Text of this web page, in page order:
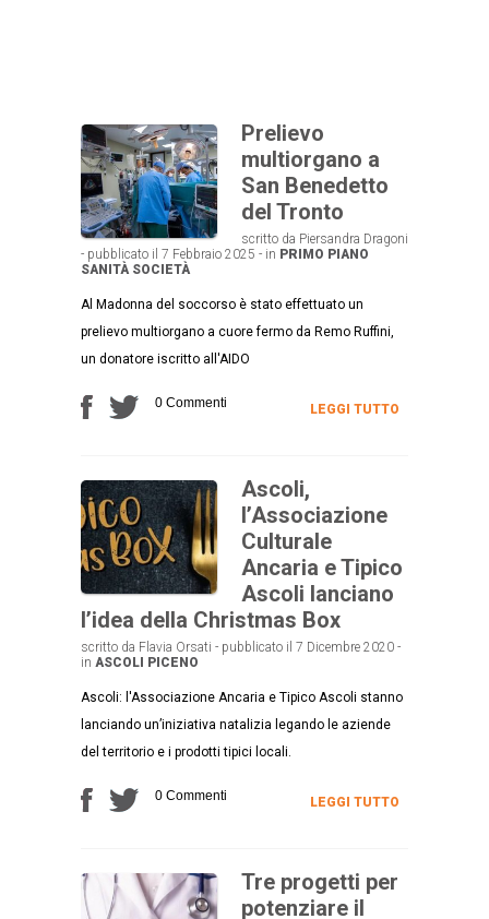
Prelievo
multiorgano a
San Benedetto
del Tronto
scritto da Piersandra Dragoni
- pubblicato il 7 Febbraio 2025 - in PRIMO PIANO
SANITÀ SOCIETÀ
Al Madonna del soccorso è stato effettuato un
prelievo multiorgano a cuore fermo da Remo Ruffini,
un donatore iscritto all'AIDO
0 Commenti LEGGI TUTTO
Ascoli,
l’Associazione
Culturale
Ancaria e Tipico
Ascoli lanciano
l’idea della Christmas Box
scritto da Flavia Orsati - pubblicato il 7 Dicembre 2020 -
in ASCOLI PICENO
Ascoli: l'Associazione Ancaria e Tipico Ascoli stanno
lanciando un’iniziativa natalizia legando le aziende
del territorio e i prodotti tipici locali.
0 Commenti LEGGI TUTTO
Tre progetti per
potenziare il